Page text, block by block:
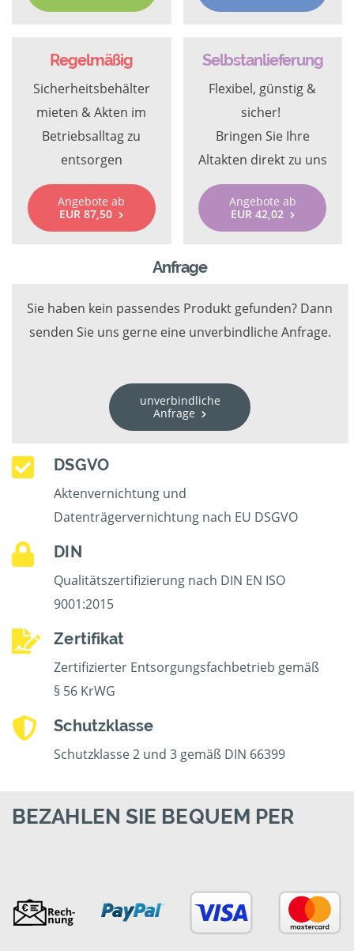
Regelmäßig
Sicherheitsbehälter
mieten & Akten im
Betriebsalltag zu
entsorgen
Angebote ab
EUR 87,50
Selbstanlieferung
Flexibel, günstig &
sicher!
Bringen Sie Ihre
Altakten direkt zu uns
Angebote ab
EUR 42,02
Anfrage
Sie haben kein passendes Produkt gefunden? Dann
senden Sie uns gerne eine unverbindliche Anfrage.
unverbindliche
Anfrage
DSGVO
Aktenvernichtung und
Datenträgervernichtung nach EU DSGVO
DIN
Qualitätszertifizierung nach DIN EN ISO
9001:2015
Zertifikat
Zertifizierter Entsorgungsfachbetrieb gemäß
§ 56 KrWG
Schutzklasse
Schutzklasse 2 und 3 gemäß DIN 66399
BEZAHLEN SIE BEQUEM PER